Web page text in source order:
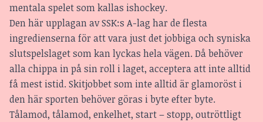
mentala spelet som kallas ishockey.
Den här upplagan av SSK:s A-lag har de flesta
ingredienserna för att vara just det jobbiga och syniska
slutspelslaget som kan lyckas hela vägen. Då behöver
alla chippa in på sin roll i laget, acceptera att inte alltid
få mest istid. Skitjobbet som inte alltid är glamoröst i
den här sporten behöver göras i byte efter byte.
Tålamod, tålamod, enkelhet, start – stopp, outröttligt